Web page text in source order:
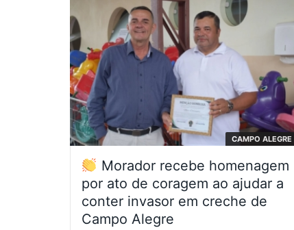
CAMPO ALEGRE
Morador recebe homenagem
por ato de coragem ao ajudar a
conter invasor em creche de
Campo Alegre